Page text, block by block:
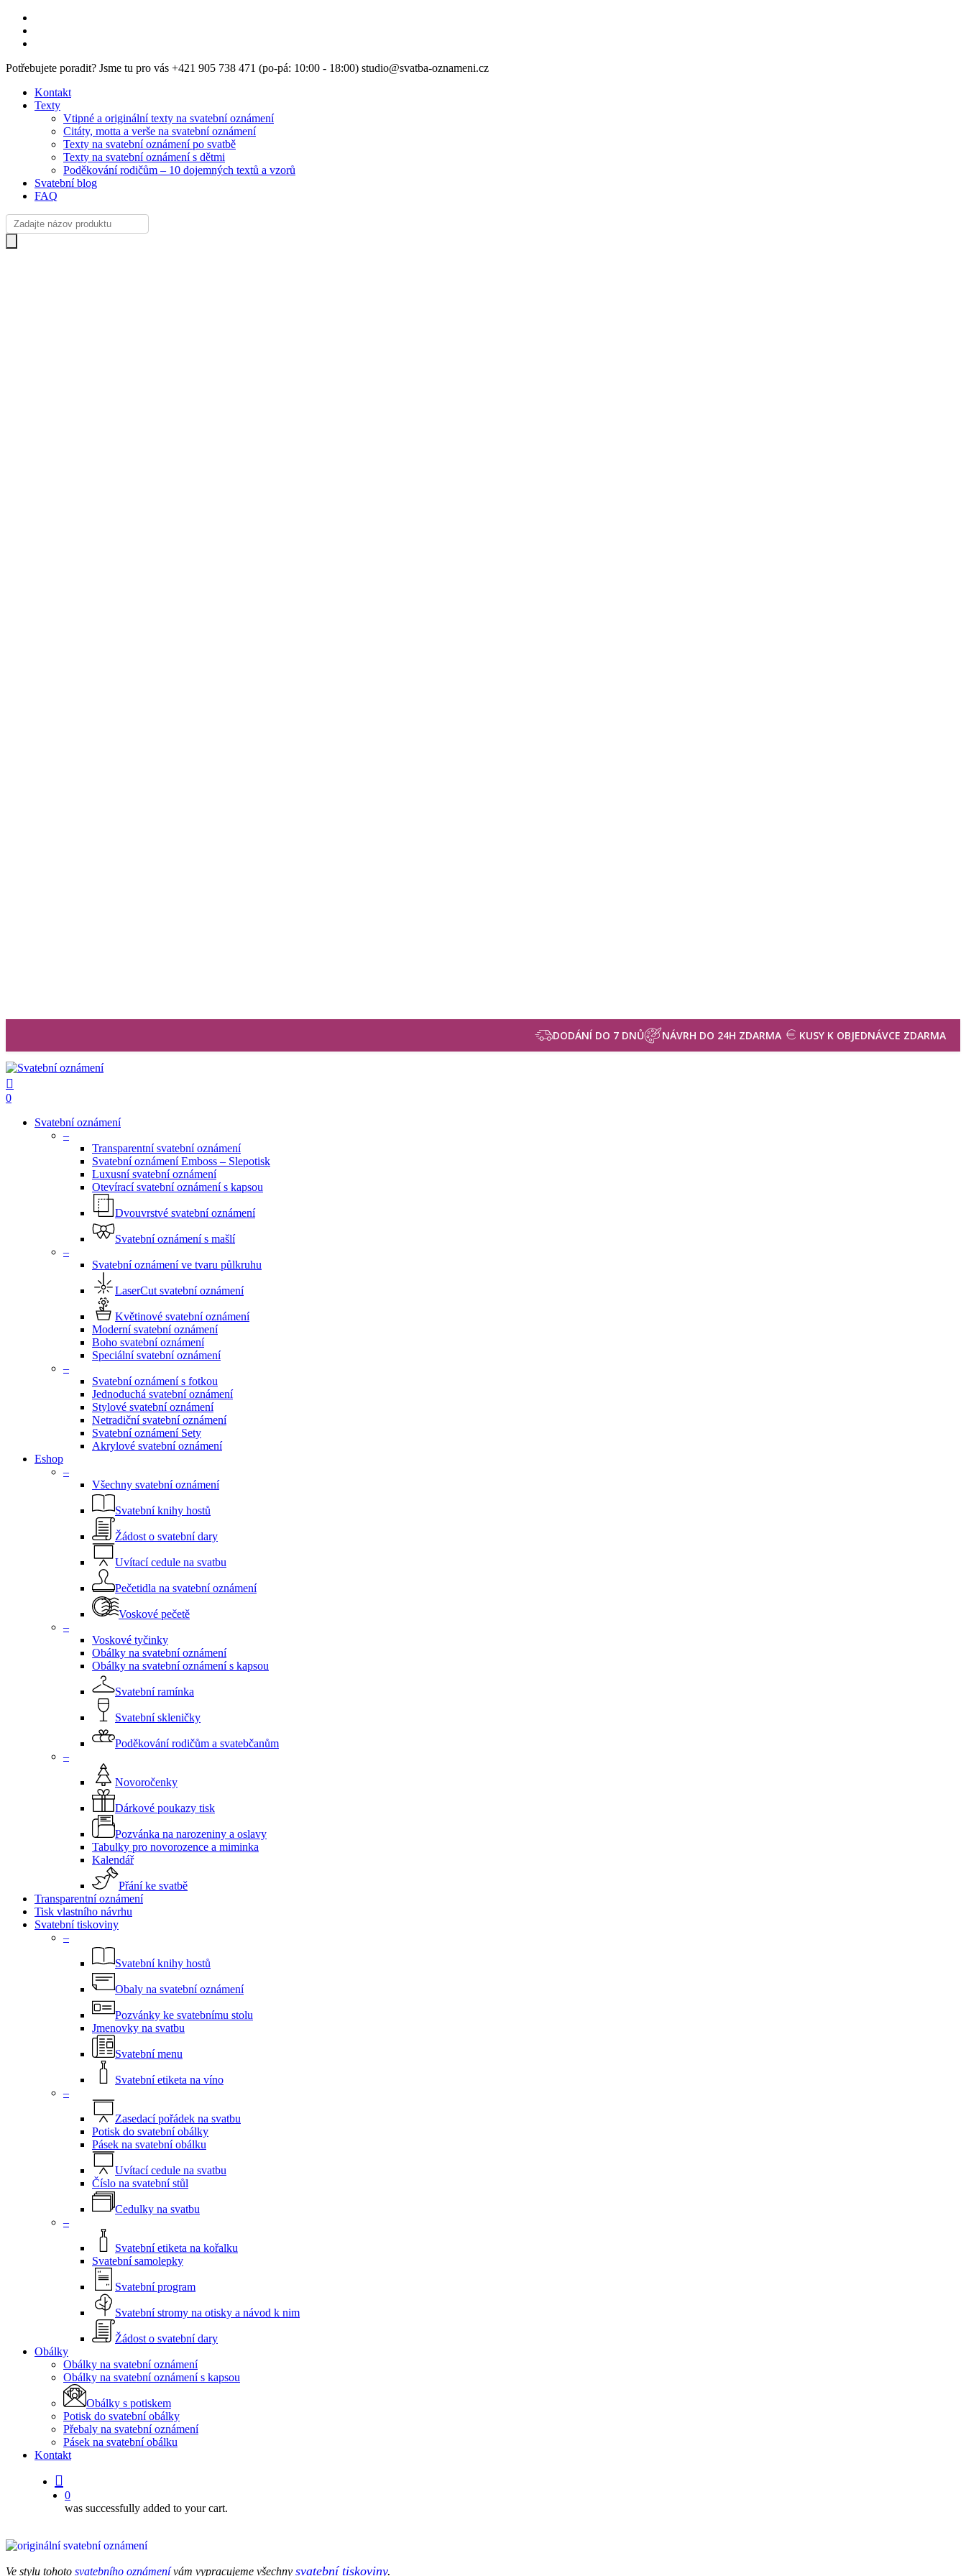
Skip
main
Potřebujete poradit? Jsme tu pro vás +421 905 738 471 (po-pá: 10:00 - 18:00) studio@svatba-oznameni.cz
Kontakt
Texty
Vtipné a originální texty na svatební oznámení
Citáty, motta a verše na svatební oznámení
Texty na svatební oznámení po svatbě
Texty na svatební oznámení s dětmi
Poděkování rodičům – 10 dojemných textů a vzorů
Svatební blog
FAQ
DODÁNÍ DO 7 DNŮ NÁVRH DO 24H ZDARMA KUSY K OBJEDNÁVCE ZDARMA
0
Svatební oznámení
–
Transparentní svatební oznámení
Svatební oznámení Emboss – Slepotisk
Luxusní svatební oznámení
Otevírací svatební oznámení s kapsou
Dvouvrstvé svatební oznámení
Svatební oznámení s mašlí
–
Svatební oznámení ve tvaru půlkruhu
LaserCut svatební oznámení
Květinové svatební oznámení
Moderní svatební oznámení
Boho svatební oznámení
Speciální svatební oznámení
–
Svatební oznámení s fotkou
Jednoduchá svatební oznámení
Stylové svatební oznámení
Netradiční svatební oznámení
Svatební oznámení Sety
Akrylové svatební oznámení
Eshop
–
Všechny svatební oznámení
Svatební knihy hostů
Žádost o svatební dary
Uvítací cedule na svatbu
Pečetidla na svatební oznámení
Voskové pečetě
–
Voskové tyčinky
Obálky na svatební oznámení
Obálky na svatební oznámení s kapsou
Svatební ramínka
Svatební skleničky
Poděkování rodičům a svatebčanům
–
Novoročenky
Dárkové poukazy tisk
Pozvánka na narozeniny a oslavy
Tabulky pro novorozence a miminka
Kalendář
Přání ke svatbě
Transparentní oznámení
Tisk vlastního návrhu
Svatební tiskoviny
–
Svatební knihy hostů
Obaly na svatební oznámení
Pozvánky ke svatebnímu stolu
Jmenovky na svatbu
Svatební menu
Svatební etiketa na víno
–
Zasedací pořádek na svatbu
Potisk do svatební obálky
Pásek na svatební obálku
Uvítací cedule na svatbu
Číslo na svatební stůl
Cedulky na svatbu
–
Svatební etiketa na kořalku
Svatební samolepky
Svatební program
Svatební stromy na otisky a návod k nim
Žádost o svatební dary
Obálky
Obálky na svatební oznámení
Obálky na svatební oznámení s kapsou
Obálky s potiskem
Potisk do svatební obálky
Přebaly na svatební oznámení
Pásek na svatební obálku
Kontakt
0
was successfully added to your cart.
Ve stylu tohoto svatebního oznámenívám vypracujeme všechny svatební tiskoviny.